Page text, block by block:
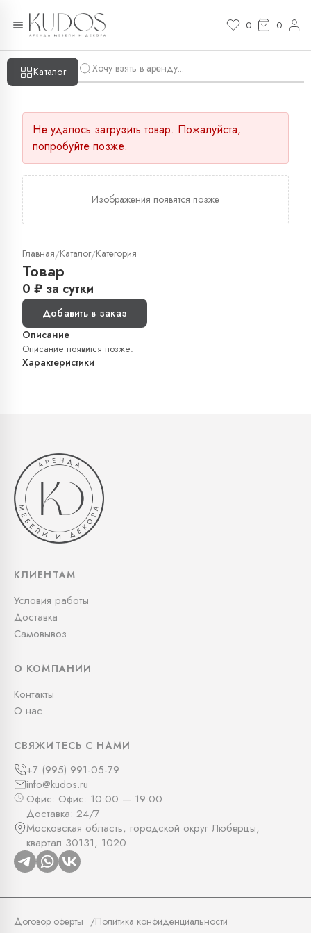
0 0
Каталог
Не удалось загрузить товар. Пожалуйста,
попробуйте позже.
Изображения появятся позже
Главная/Каталог/Категория
Товар
0 ₽ за сутки
Добавить в заказ
Описание
Описание появится позже.
Характеристики
КЛИЕНТАМ
Условия работы
Доставка
Самовывоз
О КОМПАНИИ
Контакты
О нас
СВЯЖИТЕСЬ С НАМИ
+7 (995) 991-05-79
info@kudos.ru
Офис: Офис: 10:00 — 19:00
Доставка: 24/7
Московская область, городской округ Люберцы,
квартал 30131, 1020
Договор оферты Политика конфиденциальности